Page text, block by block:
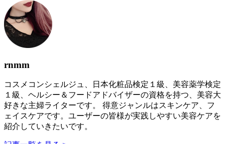
rnmm
コスメコンシェルジュ、日本化粧品検定１級、美容薬学検定
１級、ヘルシー＆フードアドバイザーの資格を持つ、美容大
好きな主婦ライターです。 得意ジャンルはスキンケア、フ
ェイスケアです。ユーザーの皆様が実践しやすい美容ケアを
紹介していきたいです。